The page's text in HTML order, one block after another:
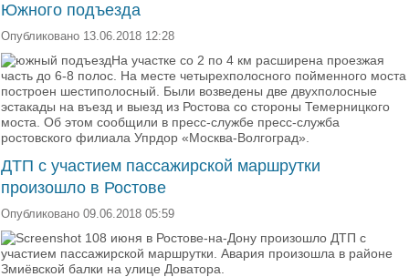
Южного подъезда
Опубликовано 13.06.2018 12:28
На участке со 2 по 4 км расширена проезжая
часть до 6-8 полос. На месте четырехполосного пойменного моста
построен шестиполосный. Были возведены две двухполосные
эстакады на въезд и выезд из Ростова со стороны Темерницкого
моста. Об этом сообщили в пресс-службе пресс-служба
ростовского филиала Упрдор «Москва-Волгоград».
ДТП с участием пассажирской маршрутки
произошло в Ростове
Опубликовано 09.06.2018 05:59
8 июня в Ростове-на-Дону произошло ДТП с
участием пассажирской маршрутки. Авария произошла в районе
Змиёвской балки на улице Доватора.